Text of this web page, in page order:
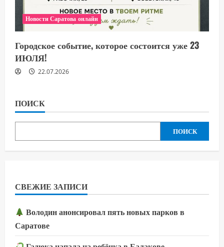
Новости Саратова онлайн
Городское событие, которое состоится уже 23
ИЮЛЯ!
22.07.2026
ПОИСК
ПОИСК
СВЕЖИЕ ЗАПИСИ
Володин анонсировал пять новых парков в
Саратове